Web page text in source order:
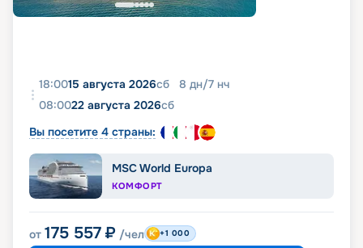
18:0015 августа 2026сб 8 дн/7 нч
08:0022 августа 2026сб
Вы посетите 4 страны:
MSC World Europa
КОМФОРТ
от 175 557 ₽ /чел +1 000